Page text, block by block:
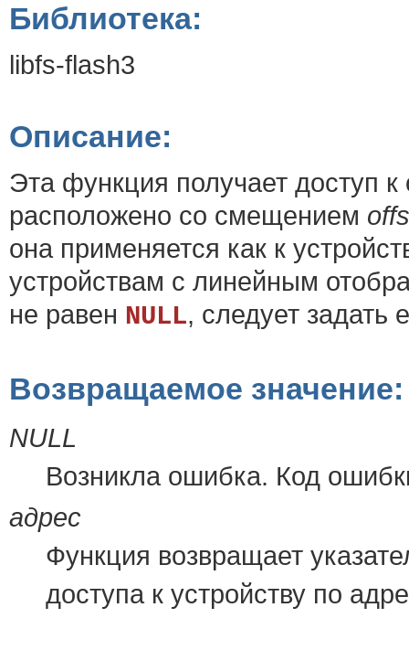
Библиотека:
libfs-flash3
Описание:
Эта функция получает доступ
расположено со смещением
она применяется как к
устройствам с линейным
не равен NULL, следует задать
Возвращаемое значение:
NULL
Возникла ошибка. Код
адрес
Функция возвращает
доступа к устройству по